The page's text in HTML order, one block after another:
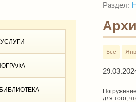
Раздел:
Все
для того,